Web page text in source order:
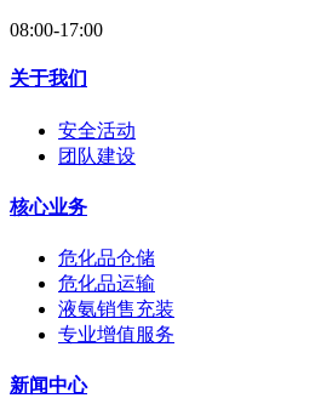
08:00-17:00
关于我们
安全活动
团队建设
核心业务
危化品仓储
危化品运输
液氨销售充装
专业增值服务
新闻中心